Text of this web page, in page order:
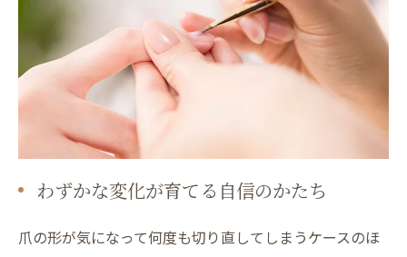
わずかな変化が育てる自信のかたち
爪の形が気になって何度も切り直してしまうケースのほ